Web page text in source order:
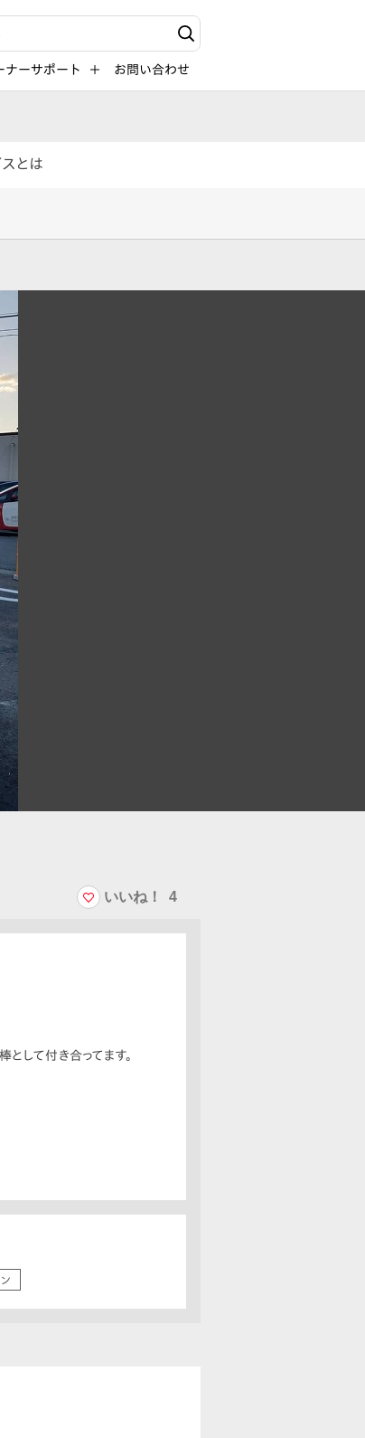
ーワード入力
ナーサポート お問い合わせ
とは
いいね！ 4
して付き合ってます。